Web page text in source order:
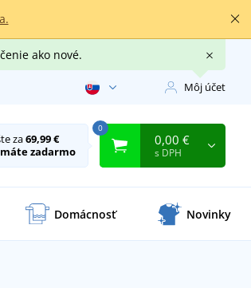
ako nové.
Môj účet
za69,99 €
zadarmo
0
0,00 €
s DPH
Domácnosť Novinky